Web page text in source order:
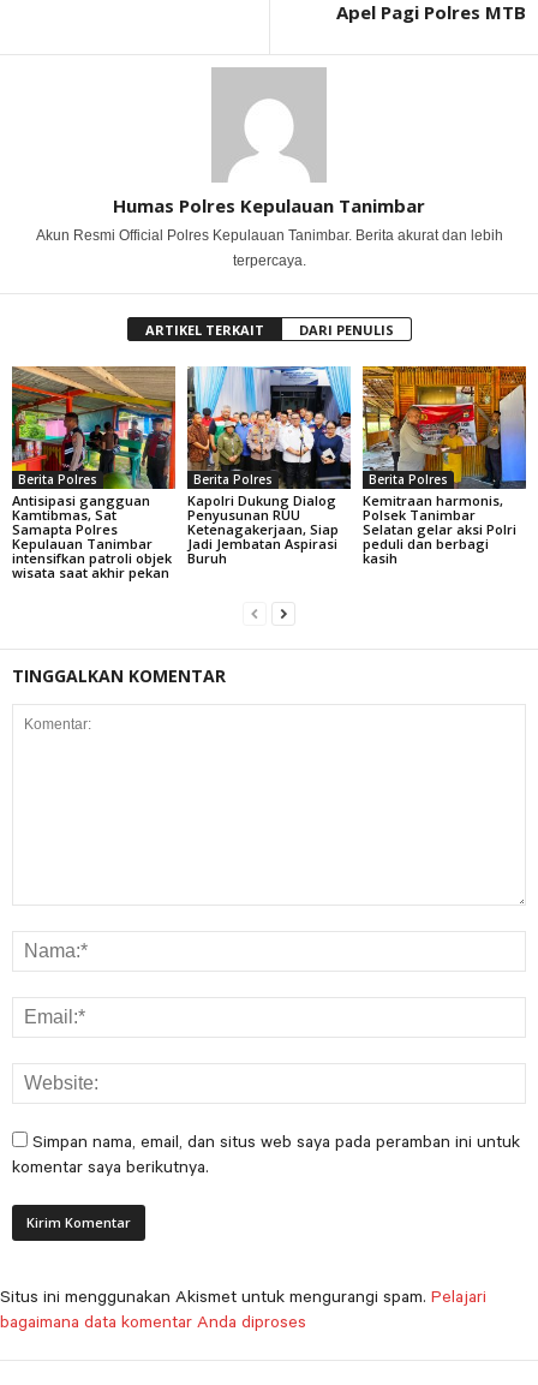
Apel Pagi Polres MTB
Humas Polres Kepulauan Tanimbar
Akun Resmi Official Polres Kepulauan Tanimbar. Berita akurat dan lebih
terpercaya.
ARTIKEL TERKAIT DARI PENULIS
Berita Polres
Antisipasi gangguan
Kamtibmas, Sat
Samapta Polres
Kepulauan Tanimbar
intensifkan patroli objek
wisata saat akhir pekan
Berita Polres
Kapolri Dukung Dialog
Penyusunan RUU
Ketenagakerjaan, Siap
Jadi Jembatan Aspirasi
Buruh
Berita Polres
Kemitraan harmonis,
Polsek Tanimbar
Selatan gelar aksi Polri
peduli dan berbagi
kasih
TINGGALKAN KOMENTAR
Simpan nama, email, dan situs web saya pada peramban ini untuk
komentar saya berikutnya.
Situs ini menggunakan Akismet untuk mengurangi spam. Pelajari
bagaimana data komentar Anda diproses